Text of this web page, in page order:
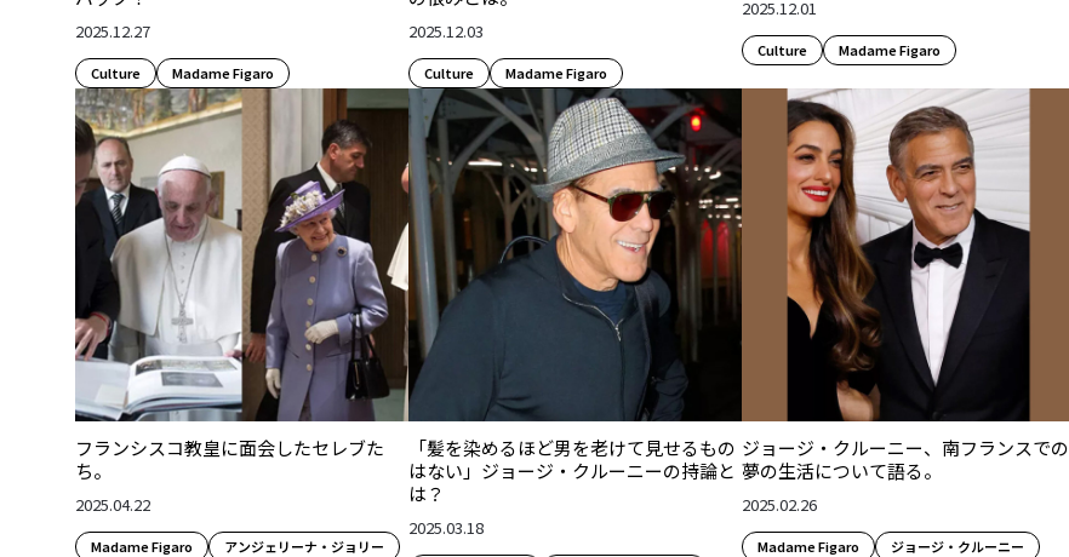
2025.12.27
Culture​ Madame Figaro
2025.12.03
Culture​ Madame Figaro
2025.12.01
Culture​ Madame Figaro
フランシスコ教皇に面会したセレブた
ち。
2025.04.22
Madame Figaro アンジェリーナ・ジョリー
「髪を染めるほど男を老けて見せるもの
はない」ジョージ・クルーニーの持論と
は？
2025.03.18
ジョージ・クルーニー、南フランスでの
夢の生活について語る。
2025.02.26
Madame Figaro ジョージ・クルーニー